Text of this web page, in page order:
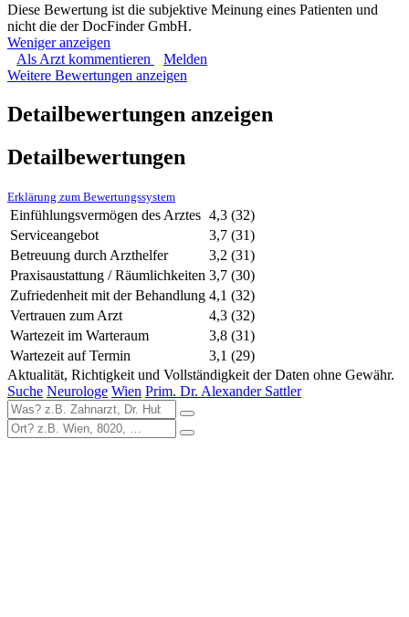
Diese Bewertung ist die subjektive Meinung eines Patienten und
nicht die der DocFinder GmbH.
Weniger anzeigen
Als Arzt kommentieren
Melden
Weitere Bewertungen anzeigen
Detailbewertungen anzeigen
Detailbewertungen
Erklärung zum Bewertungssystem
Einfühlungsvermögen des Arztes 4,3 (32)
Serviceangebot
3,7 (31)
Betreuung durch Arzthelfer
3,2 (31)
Praxisaustattung / Räumlichkeiten 3,7 (30)
Zufriedenheit mit der Behandlung 4,1 (32)
Vertrauen zum Arzt
4,3 (32)
Wartezeit im Warteraum
3,8 (31)
Wartezeit auf Termin
3,1 (29)
Aktualität, Richtigkeit und Vollständigkeit der Daten ohne Gewähr.
Suche Neurologe Wien Prim. Dr. Alexander Sattler